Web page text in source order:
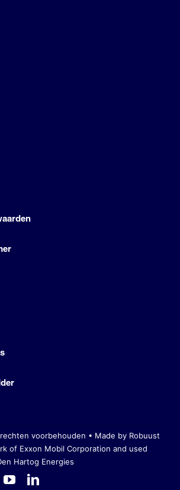
voorbehouden • Made by Robuust
of Exxon Mobil Corporation and used
Hartog Energies